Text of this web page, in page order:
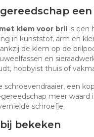
klem voor bril is een
in kunststof, arm en
de klem op de
en
hobbyist thuis of
een
meer
schroefje.
bekeken